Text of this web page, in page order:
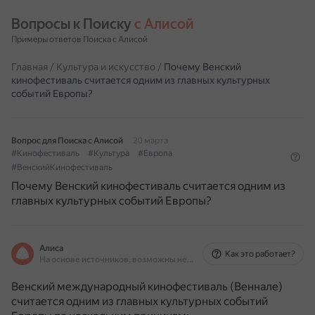
Вопросы к Поиску с Алисой
Примеры ответов Поиска с Алисой
Главная / Культура и искусство / Почему Венский
кинофестиваль считается одним из главных культурных
событий Европы?
Вопрос для Поиска с Алисой
20 марта
#Кинофестиваль
#Культура
#Европа
#ВенскийКинофестиваль
Почему Венский кинофестиваль считается одним из
главных культурных событий Европы?
Алиса
На основе источников, возможны неточности
Как это работает?
Венский международный кинофестиваль (Веннале)
считается одним из главных культурных событий